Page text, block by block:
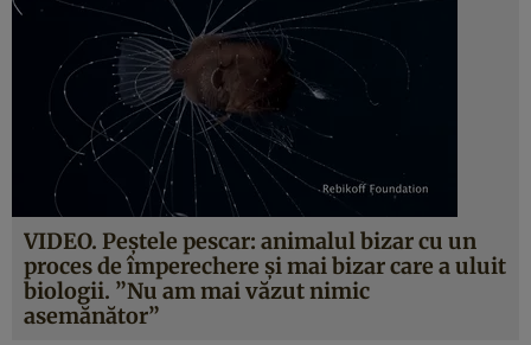
VIDEO. Peştele pescar: animalul bizar cu un
proces de împerechere şi mai bizar care a uluit
biologii. ”Nu am mai văzut nimic
asemănător”